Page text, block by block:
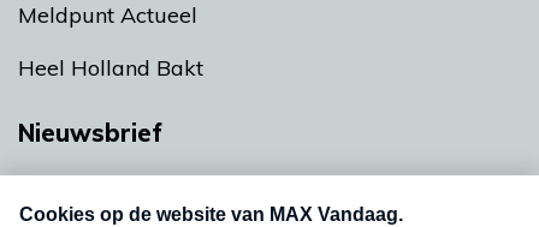
Meldpunt Actueel
Heel Holland Bakt
Nieuwsbrief
nieuwsbrief. Elke vrijdag- en dinsdagochtend in